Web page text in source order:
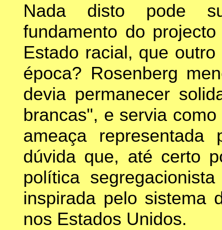
Nada disto pode
fundamento do
Estado racial, que
época? Rosenberg
devia permanecer
brancas", e servia
ameaça representada
dúvida que, até certo
política
inspirada pelo sistema
nos Estados Unidos.